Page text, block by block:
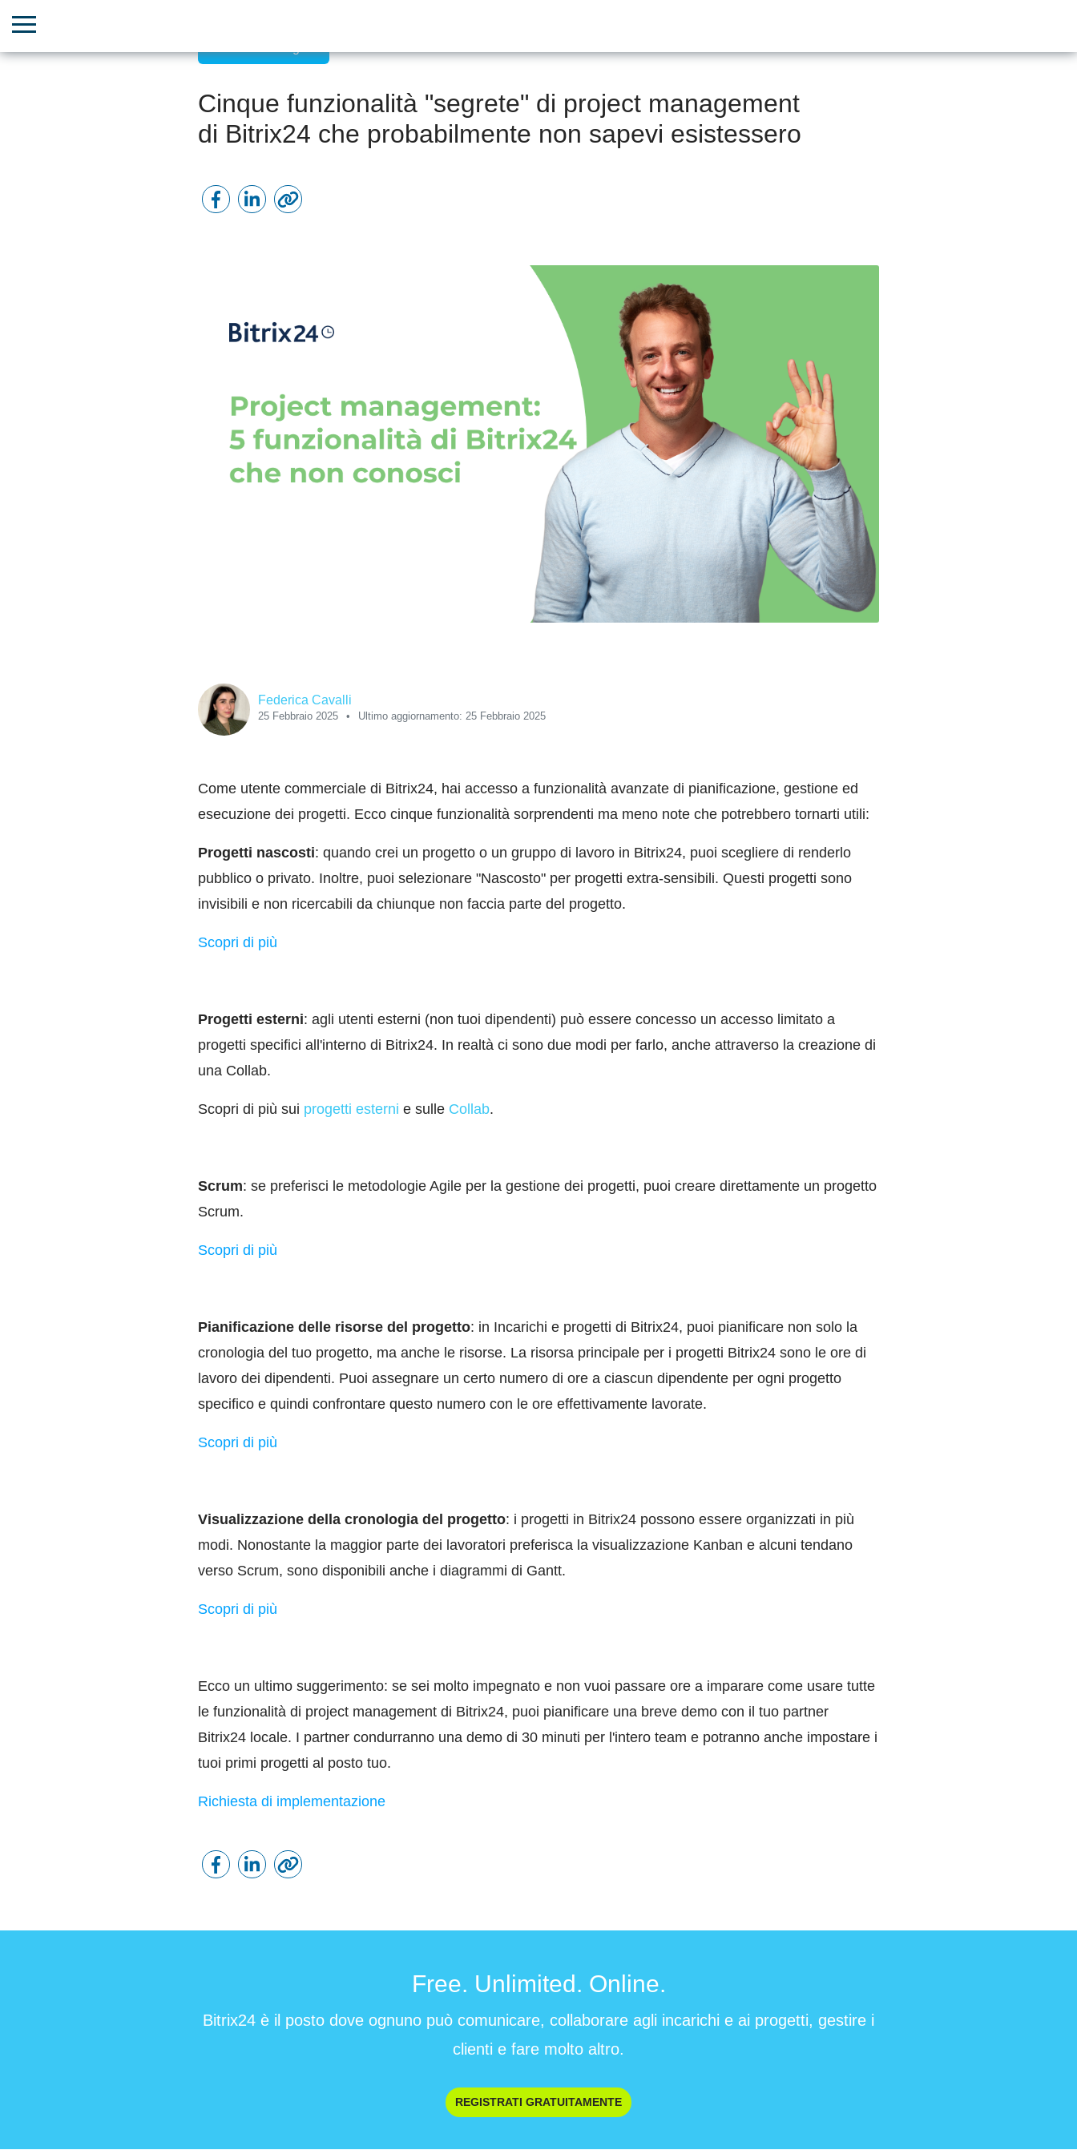
Cinque funzionalità "segrete" di project management
di Bitrix24 che probabilmente non sapevi esistessero
Federica Cavalli
25 Febbraio 2025 Ultimo aggiornamento: 25 Febbraio 2025
Come utente commerciale di Bitrix24, hai accesso a funzionalità avanzate di pianificazione, gestione ed
esecuzione dei progetti. Ecco cinque funzionalità sorprendenti ma meno note che potrebbero tornarti utili:
Progetti nascosti: quando crei un progetto o un gruppo di lavoro in Bitrix24, puoi scegliere di renderlo
pubblico o privato. Inoltre, puoi selezionare "Nascosto" per progetti extra-sensibili. Questi progetti sono
invisibili e non ricercabili da chiunque non faccia parte del progetto.
Scopri di più
Progetti esterni: agli utenti esterni (non tuoi dipendenti) può essere concesso un accesso limitato a
progetti specifici all'interno di Bitrix24. In realtà ci sono due modi per farlo, anche attraverso la creazione di
una Collab.
Scopri di più sui progetti esterni e sulle Collab.
Scrum: se preferisci le metodologie Agile per la gestione dei progetti, puoi creare direttamente un progetto
Scrum.
Scopri di più
Pianificazione delle risorse del progetto: in Incarichi e progetti di Bitrix24, puoi pianificare non solo la
cronologia del tuo progetto, ma anche le risorse. La risorsa principale per i progetti Bitrix24 sono le ore di
lavoro dei dipendenti. Puoi assegnare un certo numero di ore a ciascun dipendente per ogni progetto
specifico e quindi confrontare questo numero con le ore effettivamente lavorate.
Scopri di più
Visualizzazione della cronologia del progetto: i progetti in Bitrix24 possono essere organizzati in più
modi. Nonostante la maggior parte dei lavoratori preferisca la visualizzazione Kanban e alcuni tendano
verso Scrum, sono disponibili anche i diagrammi di Gantt.
Scopri di più
Ecco un ultimo suggerimento: se sei molto impegnato e non vuoi passare ore a imparare come usare tutte
le funzionalità di project management di Bitrix24, puoi pianificare una breve demo con il tuo partner
Bitrix24 locale. I partner condurranno una demo di 30 minuti per l'intero team e potranno anche impostare i
tuoi primi progetti al posto tuo.
Richiesta di implementazione
Free. Unlimited. Online.
Bitrix24 è il posto dove ognuno può comunicare, collaborare agli incarichi e ai progetti, gestire i
clienti e fare molto altro.
REGISTRATI GRATUITAMENTE